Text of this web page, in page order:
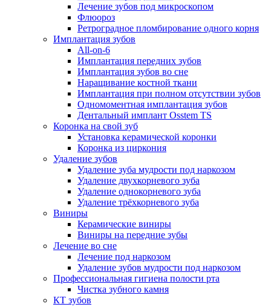
Лечение зубов под микроскопом
Флюороз
Ретроградное пломбирование одного корня
Имплантация зубов
All-on-6
Имплантация передних зубов
Имплантация зубов во сне
Наращивание костной ткани
Имплантация при полном отсутствии зубов
Одномоментная имплантация зубов
Дентальный имплант Osstem TS
Коронка на свой зуб
Установка керамической коронки
Коронка из циркония
Удаление зубов
Удаление зуба мудрости под наркозом
Удаление двухкорневого зуба
Удаление однокорневого зуба
Удаление трёхкорневого зуба
Виниры
Керамические виниры
Виниры на передние зубы
Лечение во сне
Лечение под наркозом
Удаление зубов мудрости под наркозом
Профессиональная гигиена полости рта
Чистка зубного камня
КТ зубов